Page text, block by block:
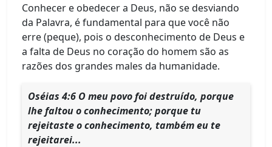
Conhecer e obedecer a Deus, não se desviando
da Palavra, é fundamental para que você não
erre (peque), pois o desconhecimento de Deus e
a falta de Deus no coração do homem são as
razões dos grandes males da humanidade.
Oséias 4:6 O meu povo foi destruído, porque
lhe faltou o conhecimento; porque tu
rejeitaste o conhecimento, também eu te
rejeitarei...